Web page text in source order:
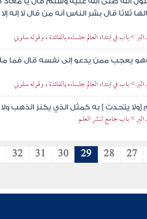
ثلاثا قال بشر الناس أنه من قال لا إله
> باب في ابتداء العالم جلساءه بالفائدة ، وقوله سلوني
يعجب ممن يدعو إلى نفسه قال فما
> باب في ابتداء العالم جلساءه بالفائدة ، وقوله سلوني
[ولا يتحدث ] به كمثل الذي يكنز الذهب
> باب جامع لنشر العلم
27
28
29
30
31
32